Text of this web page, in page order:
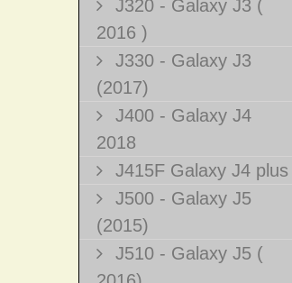
J320 - Galaxy J3 (
2016 )
J330 - Galaxy J3
(2017)
J400 - Galaxy J4
2018
J415F Galaxy J4 plus
J500 - Galaxy J5
(2015)
J510 - Galaxy J5 (